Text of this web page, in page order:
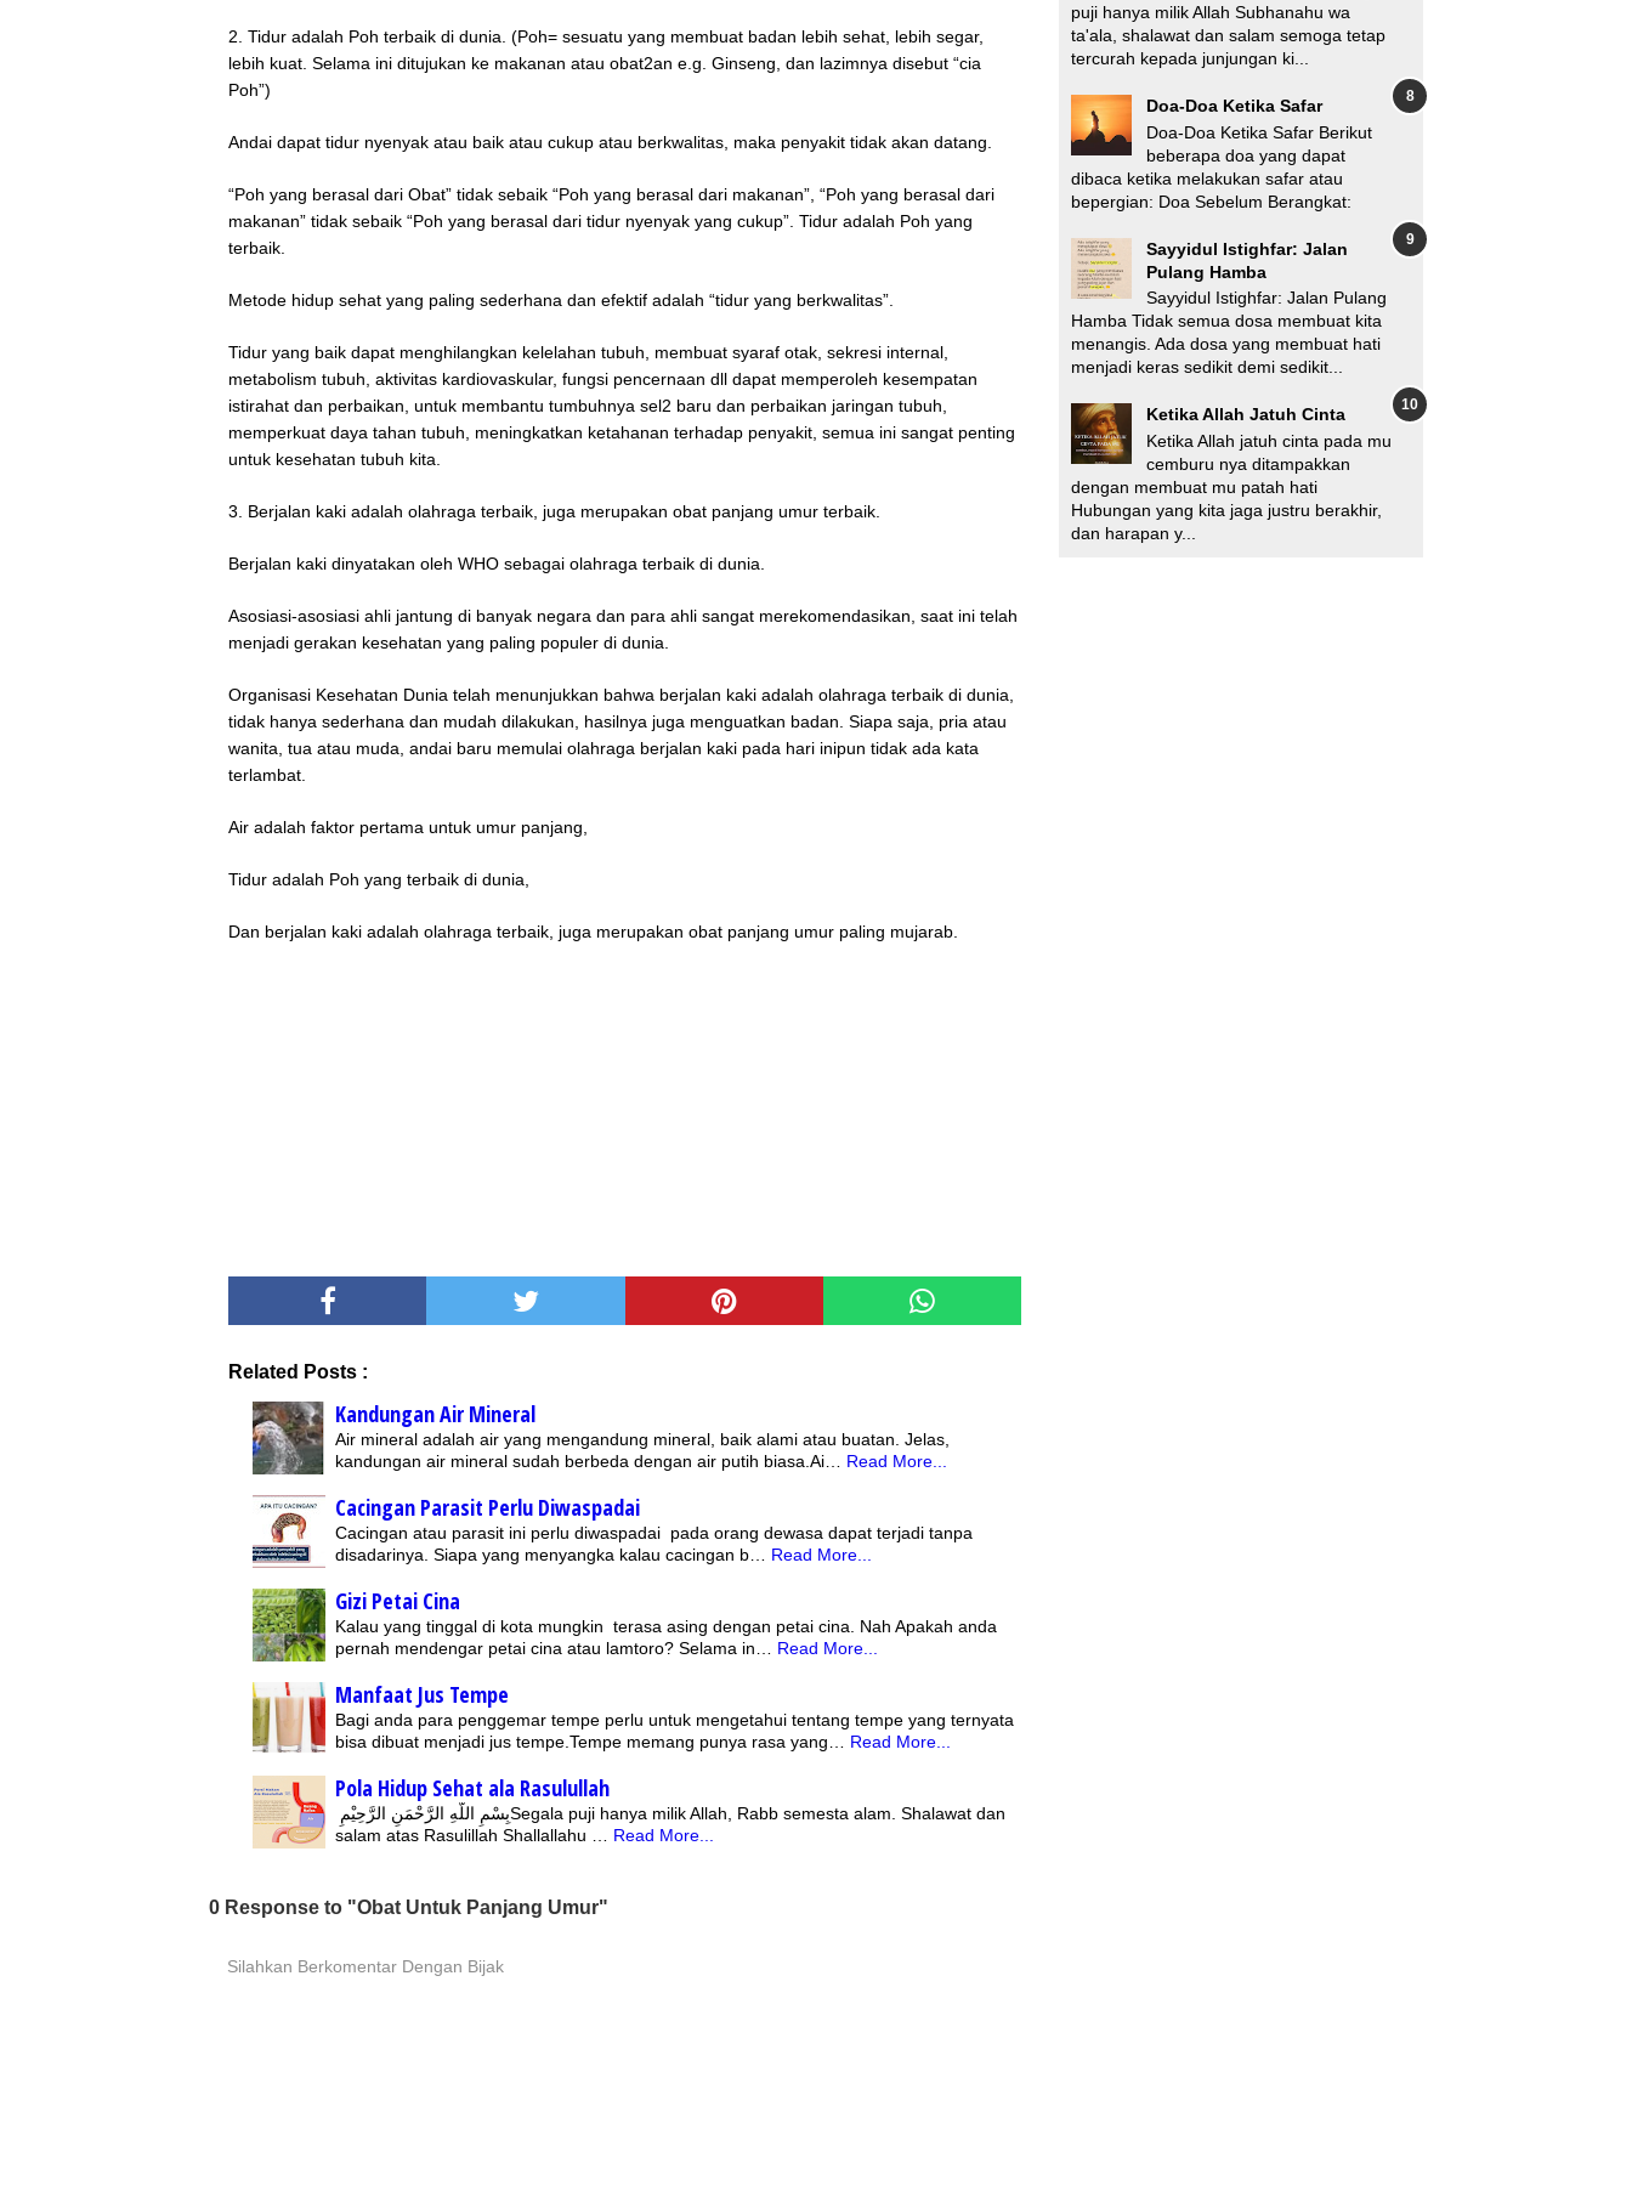
2. Tidur adalah Poh terbaik di dunia. (Poh= sesuatu yang membuat badan lebih sehat, lebih segar,
lebih kuat. Selama ini ditujukan ke makanan atau obat2an e.g. Ginseng, dan lazimnya disebut “cia
Poh”)
Andai dapat tidur nyenyak atau baik atau cukup atau berkwalitas, maka penyakit tidak akan datang.
“Poh yang berasal dari Obat” tidak sebaik “Poh yang berasal dari makanan”, “Poh yang berasal dari
makanan” tidak sebaik “Poh yang berasal dari tidur nyenyak yang cukup”. Tidur adalah Poh yang
terbaik.
Metode hidup sehat yang paling sederhana dan efektif adalah “tidur yang berkwalitas”.
Tidur yang baik dapat menghilangkan kelelahan tubuh, membuat syaraf otak, sekresi internal,
metabolism tubuh, aktivitas kardiovaskular, fungsi pencernaan dll dapat memperoleh kesempatan
istirahat dan perbaikan, untuk membantu tumbuhnya sel2 baru dan perbaikan jaringan tubuh,
memperkuat daya tahan tubuh, meningkatkan ketahanan terhadap penyakit, semua ini sangat penting
untuk kesehatan tubuh kita.
3. Berjalan kaki adalah olahraga terbaik, juga merupakan obat panjang umur terbaik.
Berjalan kaki dinyatakan oleh WHO sebagai olahraga terbaik di dunia.
Asosiasi-asosiasi ahli jantung di banyak negara dan para ahli sangat merekomendasikan, saat ini telah
menjadi gerakan kesehatan yang paling populer di dunia.
Organisasi Kesehatan Dunia telah menunjukkan bahwa berjalan kaki adalah olahraga terbaik di dunia,
tidak hanya sederhana dan mudah dilakukan, hasilnya juga menguatkan badan. Siapa saja, pria atau
wanita, tua atau muda, andai baru memulai olahraga berjalan kaki pada hari inipun tidak ada kata
terlambat.
Air adalah faktor pertama untuk umur panjang,
Tidur adalah Poh yang terbaik di dunia,
Dan berjalan kaki adalah olahraga terbaik, juga merupakan obat panjang umur paling mujarab.
Related Posts :
Kandungan Air Mineral
Air mineral adalah air yang mengandung mineral, baik alami atau buatan. Jelas,
kandungan air mineral sudah berbeda dengan air putih biasa.Ai… Read More...
Cacingan Parasit Perlu Diwaspadai
Cacingan atau parasit ini perlu diwaspadai pada orang dewasa dapat terjadi tanpa
disadarinya. Siapa yang menyangka kalau cacingan b… Read More...
Gizi Petai Cina
Kalau yang tinggal di kota mungkin terasa asing dengan petai cina. Nah Apakah anda
pernah mendengar petai cina atau lamtoro? Selama in… Read More...
Manfaat Jus Tempe
Bagi anda para penggemar tempe perlu untuk mengetahui tentang tempe yang ternyata
bisa dibuat menjadi jus tempe.Tempe memang punya rasa yang… Read More...
Pola Hidup Sehat ala Rasulullah
salam atas Rasulillah Shallallahu … Read More...
0 Response to "Obat Untuk Panjang Umur"
Silahkan Berkomentar Dengan Bijak
puji hanya milik Allah Subhanahu wa
ta'ala, shalawat dan salam semoga tetap
tercurah kepada junjungan ki...
Doa-Doa Ketika Safar
Doa-Doa Ketika Safar Berikut
beberapa doa yang dapat
dibaca ketika melakukan safar atau
bepergian: Doa Sebelum Berangkat:
Sayyidul Istighfar: Jalan
Pulang Hamba
Sayyidul Istighfar: Jalan Pulang
Hamba Tidak semua dosa membuat kita
menangis. Ada dosa yang membuat hati
menjadi keras sedikit demi sedikit...
Ketika Allah Jatuh Cinta
Ketika Allah jatuh cinta pada mu
cemburu nya ditampakkan
dengan membuat mu patah hati
Hubungan yang kita jaga justru berakhir,
dan harapan y...